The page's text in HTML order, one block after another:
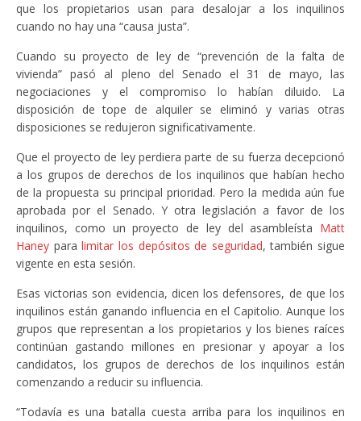
que los propietarios usan para desalojar a los inquilinos
cuando no hay una “causa justa”.
Cuando su proyecto de ley de “prevención de la falta de
vivienda” pasó al pleno del Senado el 31 de mayo, las
negociaciones y el compromiso lo habían diluido. La
disposición de tope de alquiler se eliminó y varias otras
disposiciones se redujeron significativamente.
Que el proyecto de ley perdiera parte de su fuerza decepcionó
a los grupos de derechos de los inquilinos que habían hecho
de la propuesta su principal prioridad. Pero la medida aún fue
aprobada por el Senado. Y otra legislación a favor de los
inquilinos, como un proyecto de ley del asambleísta Matt
Haney paralimitar los depósitos de seguridad, también sigue
vigente en esta sesión.
Esas victorias son evidencia, dicen los defensores, de que los
inquilinos están ganando influencia en el Capitolio. Aunque los
grupos que representan a los propietarios y los bienes raíces
continúan gastando millones en presionar y apoyar a los
candidatos, los grupos de derechos de los inquilinos están
comenzando a reducir su influencia.
“Todavía es una batalla cuesta arriba para los inquilinos en